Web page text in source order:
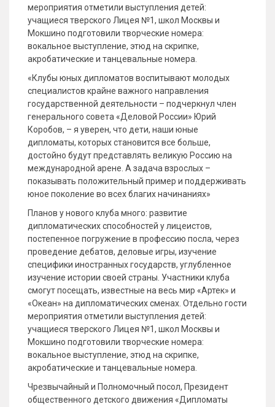
мероприятия отметили выступления детей:
учащиеся тверского Лицея №1, школ Москвы и
Мокшино подготовили творческие номера:
вокальное выступление, этюд на скрипке,
акробатические и танцевальные номера.
«Клубы юных дипломатов воспитывают молодых
специалистов крайне важного направления
государственной деятельности – подчеркнул член
генерального совета «Деловой России» Юрий
Коробов, – я уверен, что дети, наши юные
дипломаты, которых становится все больше,
достойно будут представлять великую Россию на
международной арене. А задача взрослых –
показывать положительный пример и поддерживать
юное поколение во всех благих начинаниях»
Планов у нового клуба много: развитие
дипломатических способностей у лицеистов,
постепенное погружение в профессию посла, через
проведение дебатов, деловые игры, изучение
специфики иностранных государств, углубленное
изучение истории своей страны. Участники клуба
смогут посещать, известные на весь мир «Артек» и
«Океан» на дипломатических сменах. Отдельно гости
мероприятия отметили выступления детей:
учащиеся тверского Лицея №1, школ Москвы и
Мокшино подготовили творческие номера:
вокальное выступление, этюд на скрипке,
акробатические и танцевальные номера.
Чрезвычайный и Полномочный посол, Президент
общественного детского движения «Дипломаты